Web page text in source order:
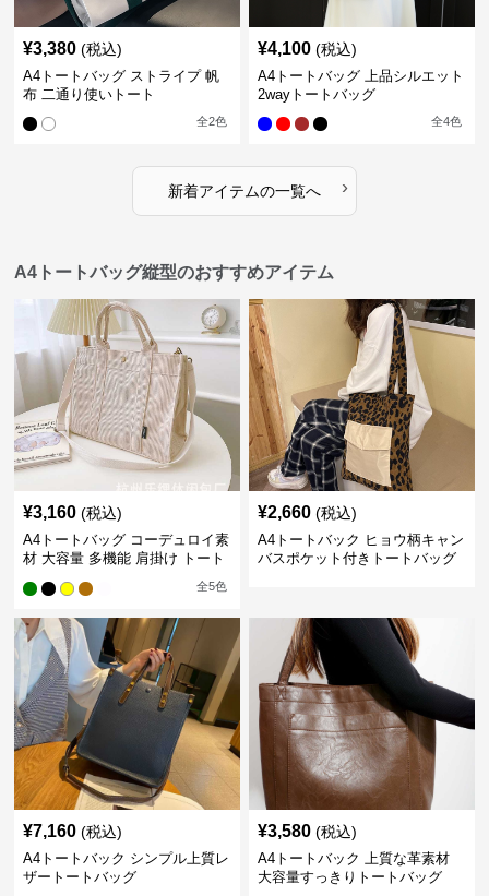
¥3,380 (税込)
A4トートバッグ ストライプ 帆
布 二通り使いトート
全2色
¥4,100 (税込)
A4トートバッグ 上品シルエット
2wayトートバッグ
全4色
新着アイテムの一覧へ ›
A4トートバッグ縦型のおすすめアイテム
¥3,160 (税込)
A4トートバッグ コーデュロイ素
材 大容量 多機能 肩掛け トート
全5色
¥2,660 (税込)
A4トートバック ヒョウ柄キャン
バスポケット付きトートバッグ
¥7,160 (税込)
A4トートバック シンプル上質レ
ザートートバッグ
¥3,580 (税込)
A4トートバック 上質な革素材
大容量すっきりトートバッグ